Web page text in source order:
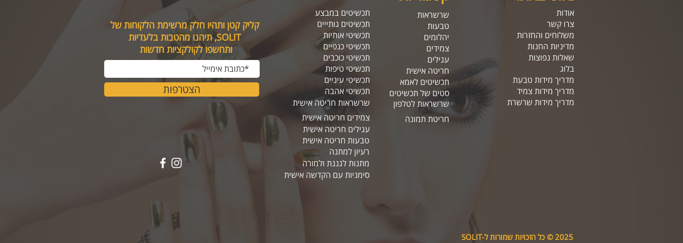
קליק קטן ותהיו חלק מרשימת הלקוחות של
SOLIT, תיהנו מהטבות בלעדיות
ותחשפו לקולקציות חדשות
הצטרפות
שרשראות
טבעות
יהלומים
צמידים
עגילים
חריטה אישית
תכשיטים לאמא
סטים של תכשיטים
תכשיטים במבצע
תכשיטים גותייים
תכשיטי אותיות
תכשיטי כנפיים
תכשיטי כוכבים
תכשיטי טיפות
תכשיטי עיניים
תכשיטי אהבה
שרשראות חריטה אישית
צמידים חריטה אישית
שרשראות לטלפון
אודות
צרו קשר
משלוחים והחזרות
מדיניות החנות
שאלות נפוצות
בלוג
מדריך מידות טבעת
מדריך מידות צמיד
מדריך מידות שרשרת
עגילים חריטה אישית
חריטת תמונה
טבעות חריטה אישית
רעיון למתנה
מתנות לגננת ולמורה
סימניות עם הקדשה אישית
2025 © כל הזכויות שמורות ל-SOLIT